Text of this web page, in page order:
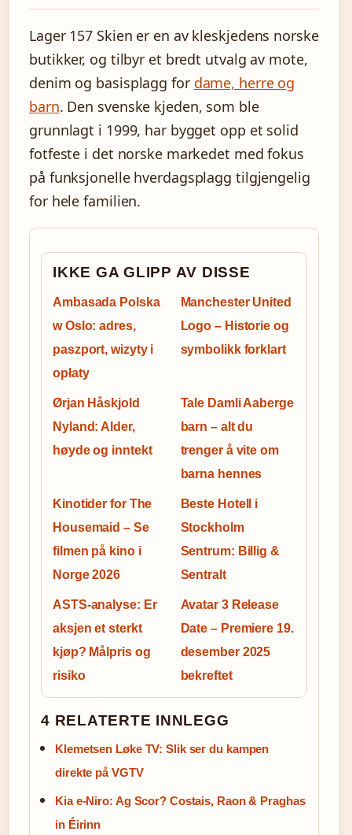
Lager 157 Skien er en av kleskjedens norske
butikker, og tilbyr et bredt utvalg av mote,
denim og basisplagg for dame, herre og
barn. Den svenske kjeden, som ble
grunnlagt i 1999, har bygget opp et solid
fotfeste i det norske markedet med fokus
på funksjonelle hverdagsplagg tilgjengelig
for hele familien.
IKKE GA GLIPP AV DISSE
Ambasada Polska
w Oslo: adres,
paszport, wizyty i
opłaty
Manchester United
Logo – Historie og
symbolikk forklart
Ørjan Håskjold
Nyland: Alder,
høyde og inntekt
Tale Damli Aaberge
barn – alt du
trenger å vite om
barna hennes
Kinotider for The
Housemaid – Se
filmen på kino i
Norge 2026
Beste Hotell i
Stockholm
Sentrum: Billig &
Sentralt
ASTS-analyse: Er
aksjen et sterkt
kjøp? Målpris og
risiko
Avatar 3 Release
Date – Premiere 19.
desember 2025
bekreftet
4 RELATERTE INNLEGG
Klemetsen Løke TV: Slik ser du kampen
direkte på VGTV
Kia e-Niro: Ag Scor? Costais, Raon & Praghas
in Éirinn